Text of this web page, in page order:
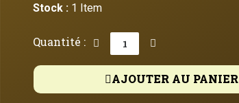
Stock : 1 Item
Quantité :
AJOUTER AU PANIER